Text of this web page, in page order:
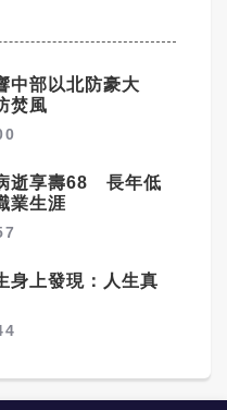
中部以北防豪大
焚風
逝享壽68 長年低
業生涯
身上發現：人生真